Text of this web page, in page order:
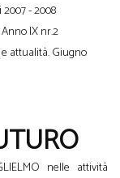
- 2008
IX nr.2
attualità. Giugno
nelle attività